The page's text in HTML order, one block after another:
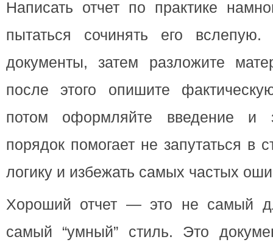
Написать отчет по практике
пытаться сочинять его вслепую.
документы, затем разложите
после этого опишите
потом оформляйте введение и
порядок помогает не запутаться в
логику и избежать самых частых
Хороший отчет — это не самый
самый “умный” стиль. Это